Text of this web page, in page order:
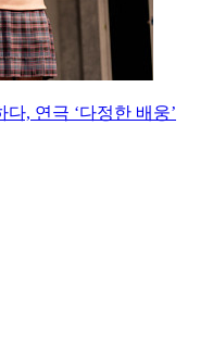
, 연극 ‘다정한 배웅’